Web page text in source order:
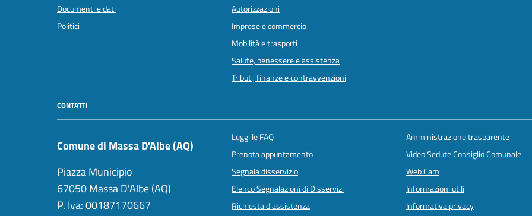
Documenti e dati
Politici
Autorizzazioni
Imprese e commercio
Mobilità e trasporti
Salute, benessere e assistenza
Tributi, finanze e contravvenzioni
CONTATTI
Comune di Massa D'Albe (AQ)
Piazza Municipio
67050 Massa D'Albe (AQ)
P. Iva: 00187170667
Leggi le FAQ
Prenota appuntamento
Segnala disservizio
Elenco Segnalazioni di Disservizi
Richiesta d'assistenza
Amministrazione trasparente
Video Sedute Consiglio Comunale
Web Cam
Informazioni utili
Informativa privacy